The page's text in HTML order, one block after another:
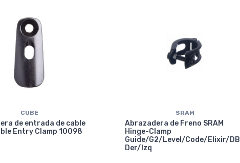
CUBE
de entrada de cable
Entry Clamp 10098
SRAM
Abrazadera de Freno SRAM
Hinge-Clamp
Guide/G2/Level/Code/Elixir/DB
Der/Izq